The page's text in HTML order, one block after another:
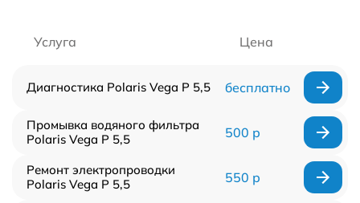
Услуга Цена
Диагностика Polaris Vega P 5,5 бесплатно
Промывка водяного фильтра
Polaris Vega P 5,5
500 р
Ремонт электропроводки
Polaris Vega P 5,5
550 р